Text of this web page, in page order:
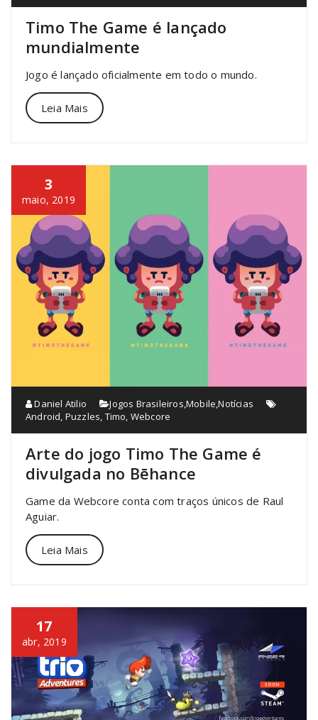
Timo The Game é lançado
mundialmente
Jogo é lançado oficialmente em todo o mundo.
Leia Mais
3
maio, 2019
Daniel Atilio Jogos Brasileiros ,Mobile ,Notícias
Android Puzzles Timo Webcore
Arte do jogo Timo The Game é
divulgada no Bēhance
Game da Webcore conta com traços únicos de Raul
Aguiar.
Leia Mais
17
abr, 2019